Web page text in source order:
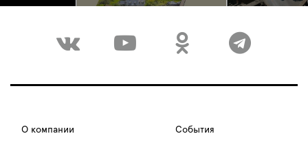
О компании События